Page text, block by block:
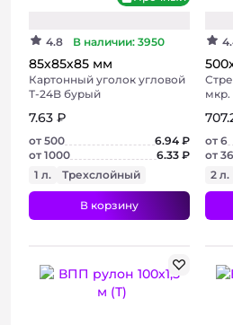
4.8 В наличии: 3950
85х85х85 мм
Картонный уголок угловой
Т-24B бурый
7.63 ₽
от 500
6.94 ₽
от 1000
6.33 ₽
1 л.
Трехслойный
В корзину
мкр.
от 6
от 36
2 л.